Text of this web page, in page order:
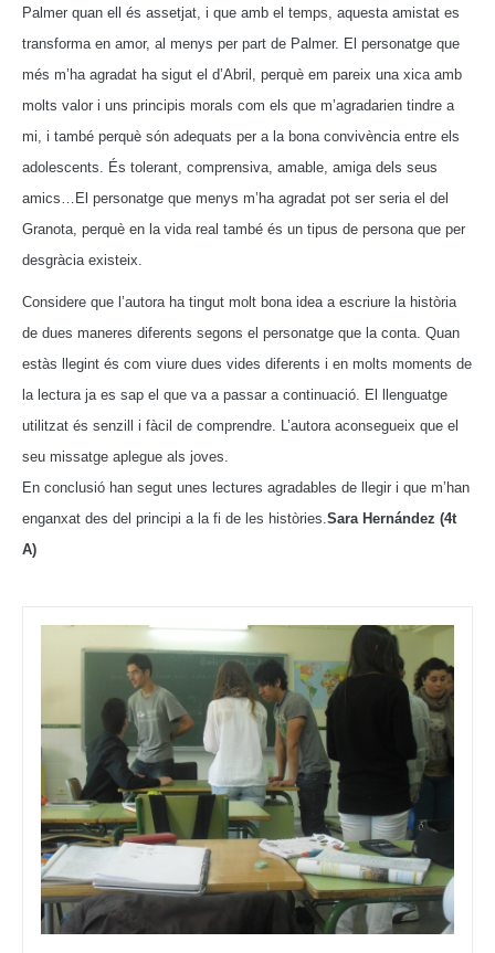
Palmer quan ell és assetjat, i que amb el temps, aquesta amistat es
transforma en amor, al menys per part de Palmer. El personatge que
més m’ha agradat ha sigut el d’Abril, perquè em pareix una xica amb
molts valor i uns principis morals com els que m’agradarien tindre a
mi, i també perquè són adequats per a la bona convivència entre els
adolescents. És tolerant, comprensiva, amable, amiga dels seus
amics… El personatge que menys m’ha agradat pot ser seria el del
Granota, perquè en la vida real també és un tipus de persona que per
desgràcia existeix.
Considere que l’autora ha tingut molt bona idea a escriure la història
de dues maneres diferents segons el personatge que la conta. Quan
estàs llegint és com viure dues vides diferents i en molts moments de
la lectura ja es sap el que va a passar a continuació. El llenguatge
utilitzat és senzill i fàcil de comprendre. L’autora aconsegueix que el
seu missatge aplegue als joves.
En conclusió han segut unes lectures agradables de llegir i que m’han
enganxat des del principi a la fi de les històries. Sara Hernández (4t
A)